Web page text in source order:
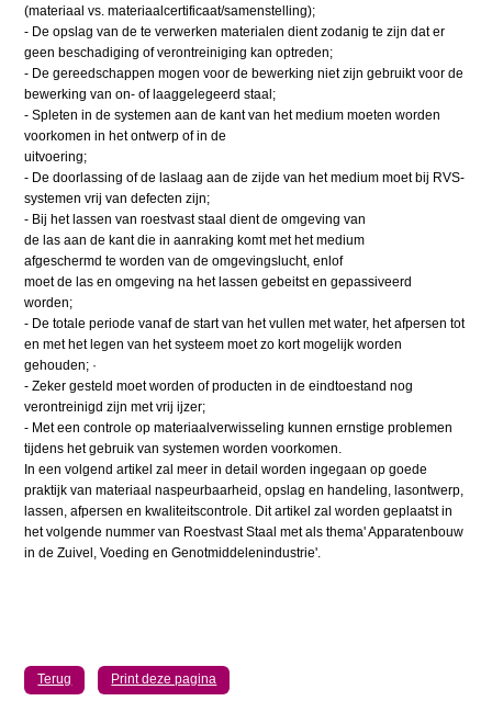
(materiaal vs. materiaalcertificaat/samenstelling);
- De opslag van de te verwerken materialen dient zodanig te zijn dat er
geen beschadiging of verontreiniging kan optreden;
- De gereedschappen mogen voor de bewerking niet zijn gebruikt voor de
bewerking van on- of laaggelegeerd staal;
- Spleten in de systemen aan de kant van het medium moeten worden
voorkomen in het ontwerp of in de
uitvoering;
- De doorlassing of de laslaag aan de zijde van het medium moet bij RVS-
systemen vrij van defecten zijn;
- Bij het lassen van roestvast staal dient de omgeving van
de las aan de kant die in aanraking komt met het medium
afgeschermd te worden van de omgevingslucht, enlof
moet de las en omgeving na het lassen gebeitst en gepassiveerd
worden;
- De totale periode vanaf de start van het vullen met water, het afpersen tot
en met het legen van het systeem moet zo kort mogelijk worden
gehouden; ·
- Zeker gesteld moet worden of producten in de eindtoestand nog
verontreinigd zijn met vrij ijzer;
- Met een controle op materiaalverwisseling kunnen ernstige problemen
tijdens het gebruik van systemen worden voorkomen.
In een volgend artikel zal meer in detail worden ingegaan op goede
praktijk van materiaal naspeurbaarheid, opslag en handeling, lasontwerp,
lassen, afpersen en kwaliteitscontrole. Dit artikel zal worden geplaatst in
het volgende nummer van Roestvast Staal met als thema' Apparatenbouw
in de Zuivel, Voeding en Genotmiddelenindustrie'.
Terug Print deze pagina